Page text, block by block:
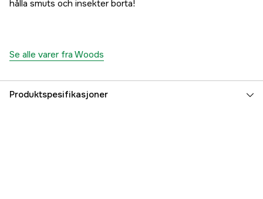
hålla smuts och insekter borta!
Se alle varer fra Woods
Produktspesifikasjoner